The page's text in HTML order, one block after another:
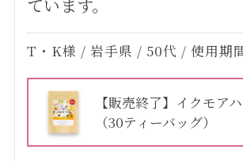
T・K様 / 岩手県 / 50代 / 使用期
【販売終了】イクモア
（30ティーバッグ）